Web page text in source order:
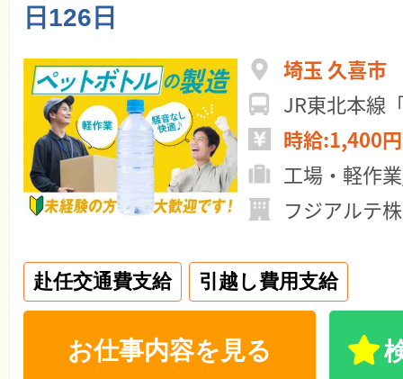
日126日
埼玉 久喜市
JR東北本線
時給:1,400
工場・軽作
フジアルテ
赴任交通費支給 引越し費用支給
お仕事内容を見る